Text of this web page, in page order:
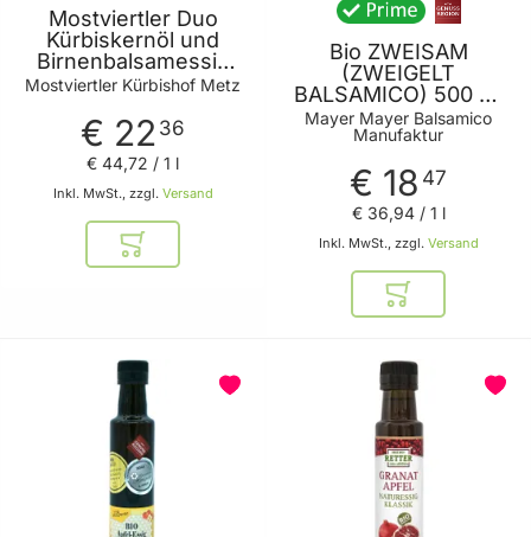
Mostviertler Duo
Kürbiskernöl und
Birnenbalsamessig
2x250ml -
Salat Liebhaber
Mostviertler Kürbishof Metz
€ 22 36
Inkl. MwSt., zzgl. Versand
€ 44,72 / 1 l
In den Warenkorb
Bio ZWEISAM
(ZWEIGELT
BALSAMICO) 500 ml
Haushaltsflasche
Mayer Mayer Balsamico
Manufaktur
€ 18 47
Inkl. MwSt., zzgl. Versand
€ 36,94/ 1 l
In den